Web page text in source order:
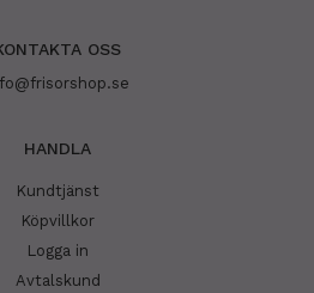
OSS
HANDLA
Kundtjänst
Köpvillkor
Logga in
Avtalskund